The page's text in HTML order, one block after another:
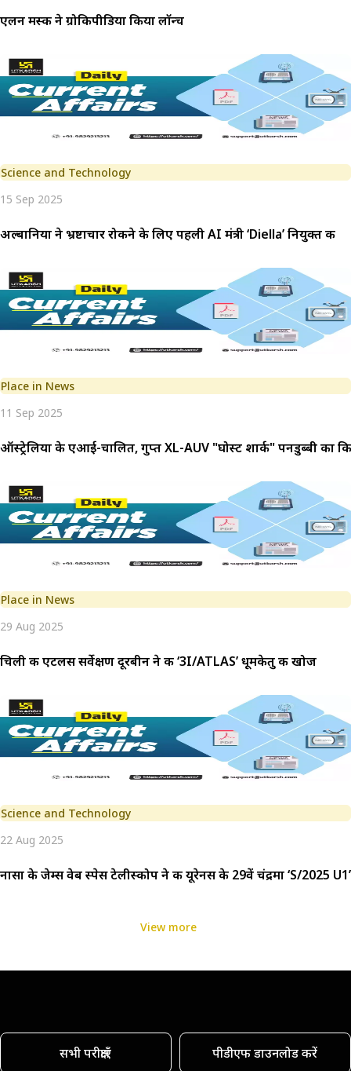
एलन मस्क ने ग्रोकिपीडिया किया लॉन्च
Science and Technology
15 Sep 2025
अल्बानिया ने भ्रष्टाचार रोकने के लिए पहली AI मंत्री ‘Diella’ नियुक्त की
Place in News
11 Sep 2025
ऑस्ट्रेलिया के एआई-चालित, गुप्त XL-AUV "घोस्ट शार्क" पनडुब्बी का
Place in News
29 Aug 2025
चिली की एटलस सर्वेक्षण दूरबीन ने की ‘3I/ATLAS’ धूमकेतु की खोज
Science and Technology
22 Aug 2025
नासा के जेम्स वेब स्पेस टेलीस्कोप ने की यूरेनस के 29वें चंद्रमा ‘S/2025
View more
सभी परीक्षाएँ पीडीएफ डाउनलोड करें